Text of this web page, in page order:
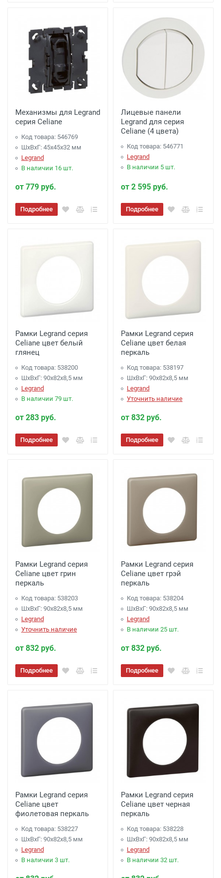
Механизмы для Legrand
серия Celiane
Код товара: 546769
ШхВхГ: 45x45x32 мм
Legrand
В наличии 16 шт.
от 779 руб.
Подробнее
Лицевые панели
Legrand для серия
Celiane (4 цвета)
Код товара: 546771
Legrand
В наличии 5 шт.
от 2 595 руб.
Подробнее
Рамки Legrand серия
Celiane цвет белый
глянец
Код товара: 538200
ШхВхГ: 90x82x8,5 мм
Legrand
В наличии 79 шт.
от 283 руб.
Подробнее
Рамки Legrand серия
Celiane цвет белая
перкаль
Код товара: 538197
ШхВхГ: 90x82x8,5 мм
Legrand
Уточнить наличие
от 832 руб.
Подробнее
Рамки Legrand серия
Celiane цвет грин
перкаль
Код товара: 538203
ШхВхГ: 90x82x8,5 мм
Legrand
Уточнить наличие
от 832 руб.
Подробнее
Рамки Legrand серия
Celiane цвет грэй
перкаль
Код товара: 538204
ШхВхГ: 90x82x8,5 мм
Legrand
В наличии 25 шт.
от 832 руб.
Подробнее
Рамки Legrand серия
Celiane цвет
фиолетовая перкаль
Код товара: 538227
ШхВхГ: 90x82x8,5 мм
Legrand
В наличии 3 шт.
Рамки Legrand серия
Celiane цвет черная
перкаль
Код товара: 538228
ШхВхГ: 90x82x8,5 мм
Legrand
В наличии 32 шт.